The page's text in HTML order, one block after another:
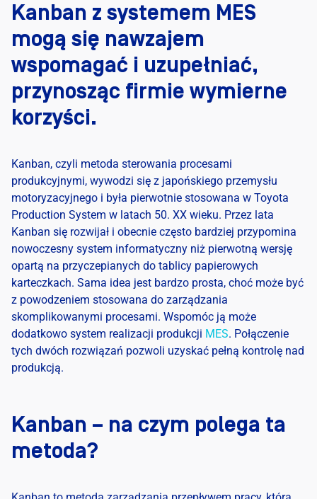
Kanban z systemem MES
mogą się nawzajem
wspomagać i uzupełniać,
przynosząc firmie wymierne
korzyści.
Kanban, czyli metoda sterowania procesami
produkcyjnymi, wywodzi się z japońskiego przemysłu
motoryzacyjnego i była pierwotnie stosowana w Toyota
Production System w latach 50. XX wieku. Przez lata
Kanban się rozwijał i obecnie często bardziej przypomina
nowoczesny system informatyczny niż pierwotną wersję
opartą na przyczepianych do tablicy papierowych
karteczkach. Sama idea jest bardzo prosta, choć może być
z powodzeniem stosowana do zarządzania
skomplikowanymi procesami. Wspomóc ją może
dodatkowo system realizacji produkcji MES. Połączenie
tych dwóch rozwiązań pozwoli uzyskać pełną kontrolę nad
produkcją.
Kanban – na czym polega ta
metoda?